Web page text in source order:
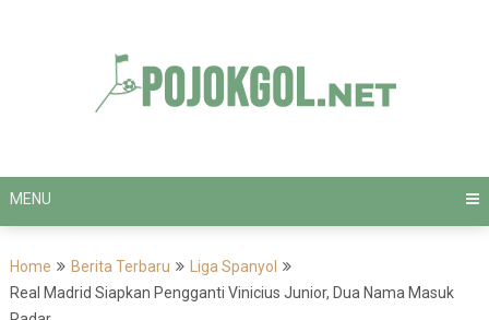
MENU
Home Berita Terbaru
Liga Spanyol
Real Madrid Siapkan Pengganti Vinicius Junior, Dua Nama Masuk